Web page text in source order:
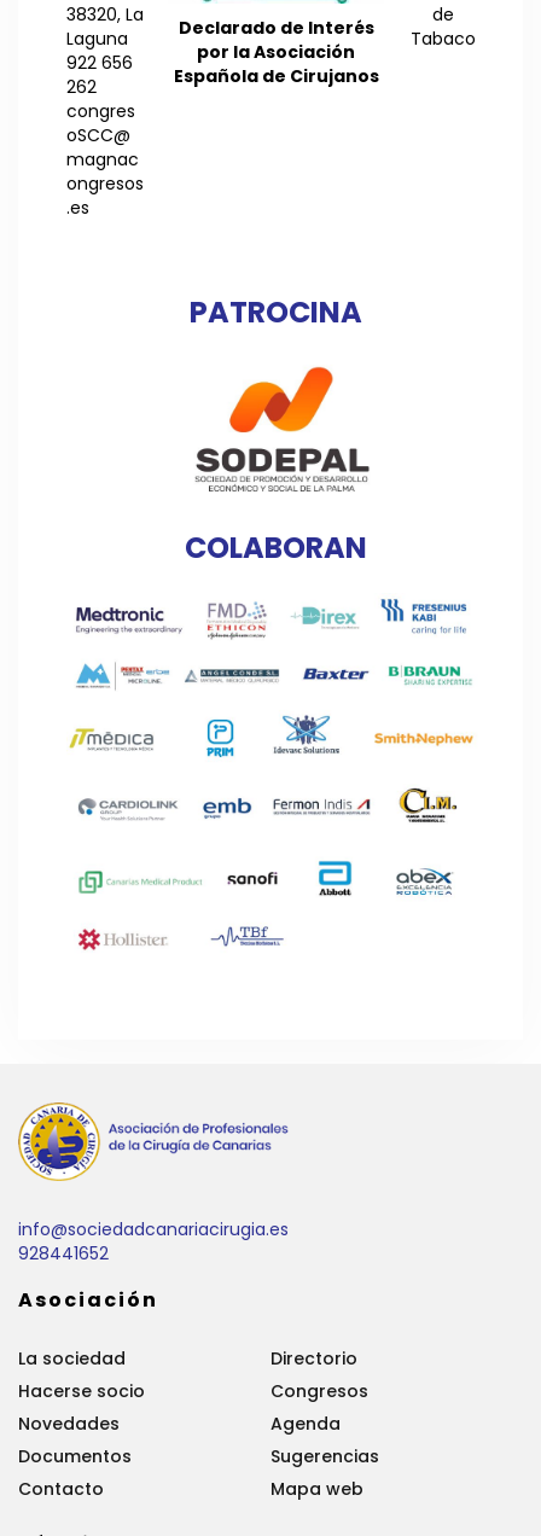
38320, La
Laguna
922 656
262
congres
oSCC@
magnac
ongresos
.es
Declarado de Interés
por la Asociación
Española de Cirujanos
de
Tabaco
PATROCINA
COLABORAN
info@sociedadcanariacirugia.es
928441652
Asociación
La sociedad
Directorio
Hacerse socio
Congresos
Novedades
Agenda
Documentos
Sugerencias
Contacto
Mapa web